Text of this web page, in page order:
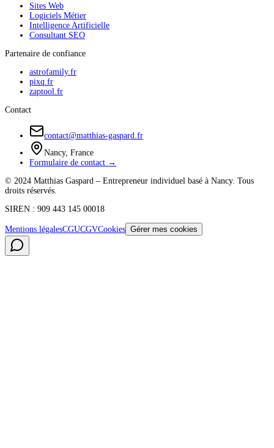
Sites Web
Logiciels Métier
Intelligence Artificielle
Consultant SEO
Partenaire de confiance
astrofamily.fr
pixq.fr
zaptool.fr
Contact
contact@matthias-gaspard.fr
Nancy, France
Formulaire de contact →
© 2024 Matthias Gaspard – Entrepreneur individuel basé à Nancy. Tous
droits réservés.
SIREN : 909 443 145 00018
Mentions légalesCGUCGVCookies Gérer mes cookies